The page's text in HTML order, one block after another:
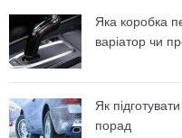
Яка коробка
варіатор чи
Як
порад